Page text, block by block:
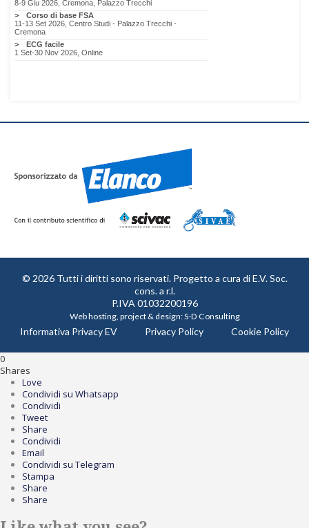
© 2026 Tutti i diritti sono riservati. Progetto a cura diE.V. Soc.
cons. a r.l.
P.IVA 01032200196
Web hosting, project & design:S-D Consulting
Informativa Privacy EV Privacy Policy Cookie Policy
0
Shares
Love
Condividi su Whatsapp
Condividi
Tweet
Share
Condividi
Email
Condividi su Telegram
Stampa
Share
Share